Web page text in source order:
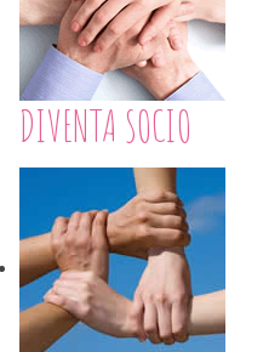
DIVENTA SOCIO